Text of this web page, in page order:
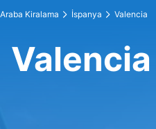
Araba Kiralama İspanya Valencia